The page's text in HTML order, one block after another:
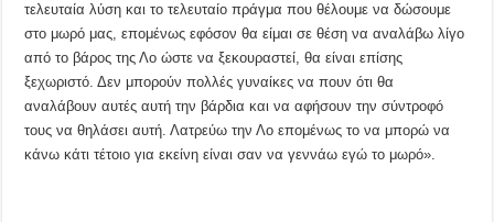
τελευταία λύση και το τελευταίο πράγμα που θέλουμε να δώσουμε
στο μωρό μας, επομένως εφόσον θα είμαι σε θέση να αναλάβω λίγο
από το βάρος της Λο ώστε να ξεκουραστεί, θα είναι επίσης
ξεχωριστό. Δεν μπορούν πολλές γυναίκες να πουν ότι θα
αναλάβουν αυτές αυτή την βάρδια και να αφήσουν την σύντροφό
τους να θηλάσει αυτή. Λατρεύω την Λο επομένως το να μπορώ να
κάνω κάτι τέτοιο για εκείνη είναι σαν να γεννάω εγώ το μωρό».